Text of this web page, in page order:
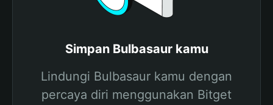
Simpan Bulbasaur kamu
Lindungi Bulbasaur kamu dengan
percaya diri menggunakan Bitget